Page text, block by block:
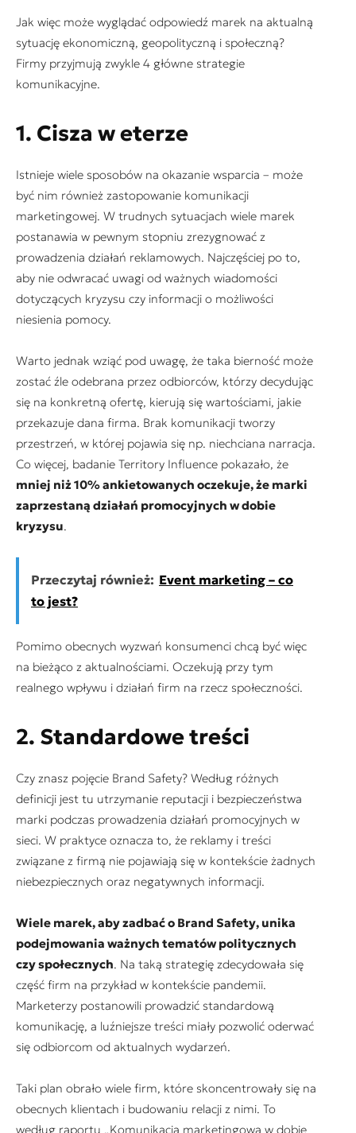
Jak więc może wyglądać odpowiedź marek na aktualną
sytuację ekonomiczną, geopolityczną i społeczną?
Firmy przyjmują zwykle 4 główne strategie
komunikacyjne.
1. Cisza w eterze
Istnieje wiele sposobów na okazanie wsparcia – może
być nim również zastopowanie komunikacji
marketingowej. W trudnych sytuacjach wiele marek
postanawia w pewnym stopniu zrezygnować z
prowadzenia działań reklamowych. Najczęściej po to,
aby nie odwracać uwagi od ważnych wiadomości
dotyczących kryzysu czy informacji o możliwości
niesienia pomocy.
Warto jednak wziąć pod uwagę, że taka bierność może
zostać źle odebrana przez odbiorców, którzy decydując
się na konkretną ofertę, kierują się wartościami, jakie
przekazuje dana firma. Brak komunikacji tworzy
przestrzeń, w której pojawia się np. niechciana narracja.
Co więcej, badanie Territory Influence pokazało, że
mniej niż 10% ankietowanych oczekuje, że marki
zaprzestaną działań promocyjnych w dobie
kryzysu.
Przeczytaj również: Event marketing – co
to jest?
Pomimo obecnych wyzwań konsumenci chcą być więc
na bieżąco z aktualnościami. Oczekują przy tym
realnego wpływu i działań firm na rzecz społeczności.
2. Standardowe treści
Czy znasz pojęcie Brand Safety? Według różnych
definicji jest tu utrzymanie reputacji i bezpieczeństwa
marki podczas prowadzenia działań promocyjnych w
sieci. W praktyce oznacza to, że reklamy i treści
związane z firmą nie pojawiają się w kontekście żadnych
niebezpiecznych oraz negatywnych informacji.
Wiele marek, aby zadbać o Brand Safety, unika
podejmowania ważnych tematów politycznych
czy społecznych. Na taką strategię zdecydowała się
część firm na przykład w kontekście pandemii.
Marketerzy postanowili prowadzić standardową
komunikację, a luźniejsze treści miały pozwolić oderwać
się odbiorcom od aktualnych wydarzeń.
Taki plan obrało wiele firm, które skoncentrowały się na
obecnych klientach i budowaniu relacji z nimi. To
według raportu „Komunikacja marketingowa w dobie